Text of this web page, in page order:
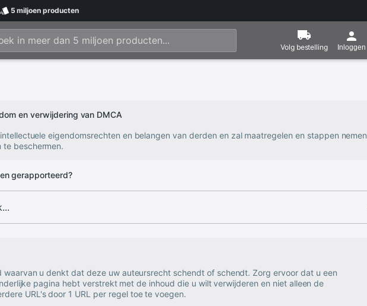
5 miljoen producten
Volg bestelling Inloggen
en verwijdering van DMCA
eigendomsrechten en belangen van derden en zal maatregelen en stappen nemen
te beschermen.
gerapporteerd?
waarvan u denkt dat deze uw auteursrecht schendt of schendt. Zorg ervoor dat u een
pagina hebt verstrekt met de inhoud die u wilt verwijderen en niet alleen de
URL's door 1 URL per regel toe te voegen.